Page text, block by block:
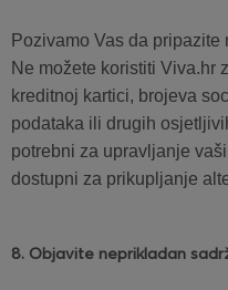
Pozivamo Vas da
Ne možete koristiti Viva.hr
kreditnoj kartici, brojeva
podataka ili drugih
potrebni za upravljanje
dostupni za prikupljanje
8. Objavite neprikladan